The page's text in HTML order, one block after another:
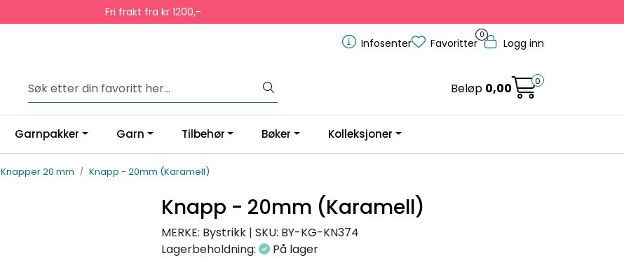
Fri frakt fra kr 1200,-
Infosenter
0
Favoritter Logg inn
Beløp 0,00 0
Garnpakker Garn Tilbehør Bøker Kolleksjoner
Knapper 20 mm Knapp - 20mm (Karamell)
Knapp - 20mm (Karamell)
MERKE: Bystrikk | SKU: BY-KG-KN374
Lagerbeholdning:
På lager